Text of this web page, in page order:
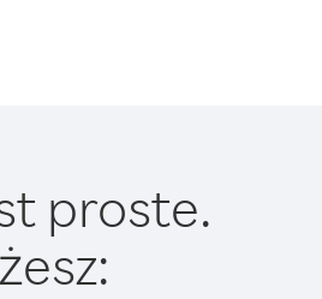
proste.